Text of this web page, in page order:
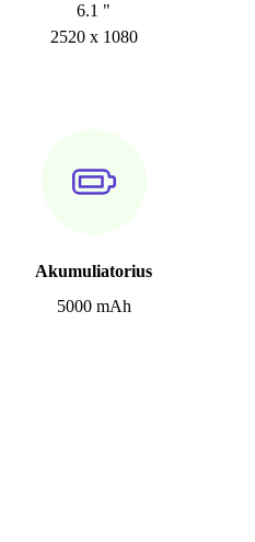
6.1 "
2520 x 1080
Akumuliatorius
5000 mAh